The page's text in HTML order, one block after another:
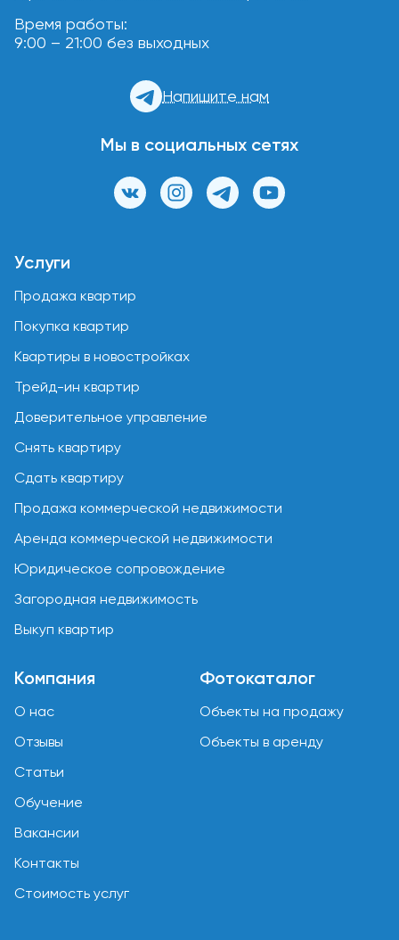
Время работы:
9:00 – 21:00 без выходных
Напишите нам
Мы в социальных сетях
Услуги
Продажа квартир
Покупка квартир
Квартиры в новостройках
Трейд-ин квартир
Доверительное управление
Снять квартиру
Сдать квартиру
Продажа коммерческой недвижимости
Аренда коммерческой недвижимости
Юридическое сопровождение
Загородная недвижимость
Выкуп квартир
Компания
О нас
Отзывы
Статьи
Обучение
Вакансии
Контакты
Стоимость услуг
Фотокаталог
Объекты на продажу
Объекты в аренду